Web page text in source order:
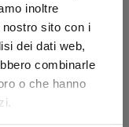
inoltre
sito con i
dei dati web,
combinarle
o che hanno